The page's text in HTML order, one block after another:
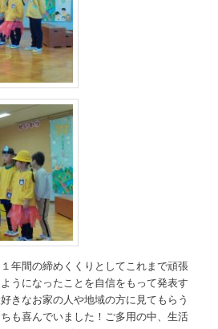
年間の締めくくりとしてこれまで頑張
うになったことを自信をもって発表す
きなお家の人や地域の方に見てもらう
も喜んでいました！ご多用の中、生活